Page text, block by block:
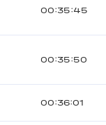
00:35:45
00:35:50
00:36:01